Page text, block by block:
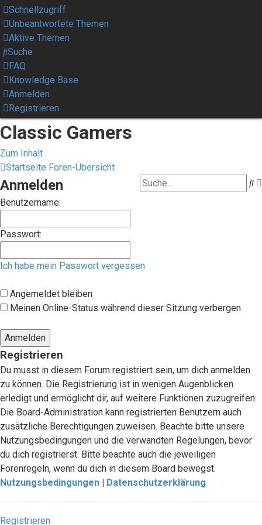
Schnellzugriff
Unbeantwortete Themen
Aktive Themen
Suche
FAQ
Knowledge Base
Anmelden
Registrieren
Classic Gamers
Zum Inhalt
Startseite Foren-Übersicht
Anmelden
Benutzername:
Passwort:
Ich habe mein Passwort vergessen
Angemeldet bleiben
Meinen Online-Status während dieser Sitzung verbergen
Registrieren
Du musst in diesem Forum registriert sein, um dich anmelden
zu können. Die Registrierung ist in wenigen Augenblicken
erledigt und ermöglicht dir, auf weitere Funktionen zuzugreifen.
Die Board-Administration kann registrierten Benutzern auch
zusätzliche Berechtigungen zuweisen. Beachte bitte unsere
Nutzungsbedingungen und die verwandten Regelungen, bevor
du dich registrierst. Bitte beachte auch die jeweiligen
Forenregeln, wenn du dich in diesem Board bewegst.
Nutzungsbedingungen | Datenschutzerklärung
Registrieren